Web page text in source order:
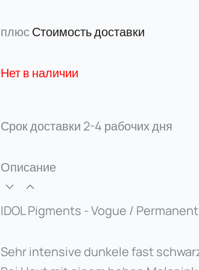
плюсСтоимость доставки
Нет в наличии
Срок доставки 2-4 рабочих дня
Описание
IDOL Pigments - Vogue /
Sehr intensive dunkele fast